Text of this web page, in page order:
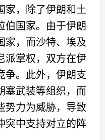
，除了伊朗和土
伯国家。由于伊朗
家，而沙特、埃及
派掌权，双方在伊
争。此外，伊朗支
塞武装等组织，而
势力为威胁，导致
突中支持对立的阵